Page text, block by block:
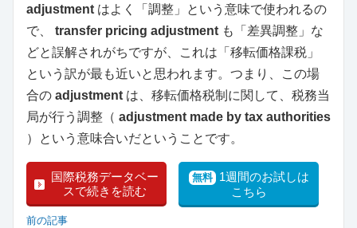
adjustment はよく「調整」という意味で使われるの
で、 transfer pricing adjustment も「差異調整」な
どと誤解されがちですが、これは「移転価格課税」
という訳が最も近いと思われます。つまり、この場
合の adjustment は、移転価格税制に関して、税務当
局が行う調整（ adjustment made by tax authorities
）という意味合いだということです。
国際税務データベー
スで続きを読む
無料 1週間のお試しは
こちら
前の記事